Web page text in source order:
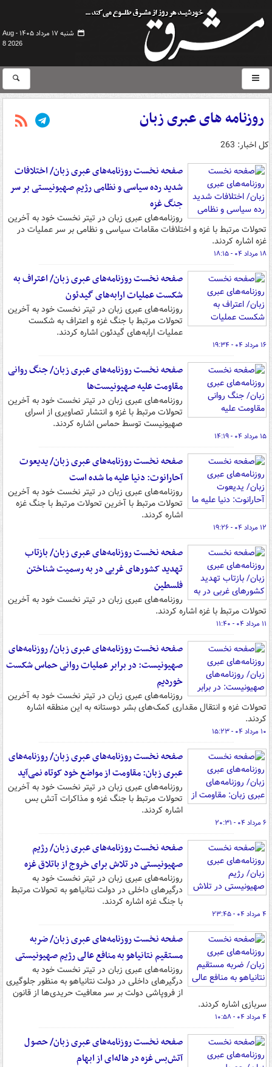
شنبه ۱۷ مرداد ۱۴۰۵ -
Aug
8 2026
روزنامه های عبری زبان
کل اخبار: 263
صفحه نخست روزنامه‌های عبری زبان/ اختلافات
شدید رده سیاسی و نظامی رژیم صهیونیستی بر سر
جنگ غزه
روزنامه‌های عبری زبان در تیتر نخست خود به آخرین
تحولات مرتبط با غزه و اختلافات مقامات سیاسی و نظامی بر سر عملیات در
غزه اشاره کردند.
۱۸ مرداد ۰۴ - ۱۸:۱۵
صفحه نخست روزنامه‌های عبری زبان/ اعتراف به
شکست عملیات ارابه‌های گیدئون
روزنامه‌های عبری زبان در تیتر نخست خود به آخرین
تحولات مرتبط با جنگ غزه و اعتراف به شکست
عملیات ارابه‌های گیدئون اشاره کردند.
۱۶ مرداد ۰۴ - ۱۹:۳۴
صفحه نخست روزنامه‌های عبری زبان/ جنگ روانی
مقاومت علیه صهیونیست‌ها
روزنامه‌های عبری زبان در تیتر نخست خود به آخرین
تحولات مرتبط با غزه و انتشار تصاویری از اسرای
صهیونیست توسط حماس اشاره کردند.
۱۵ مرداد ۰۴ - ۱۴:۱۹
صفحه نخست روزنامه‌های عبری زبان/ یدیعوت
آحارانوت: دنیا علیه ما شده است
روزنامه‌های عبری زبان در تیتر نخست خود به آخرین
تحولات مرتبط با آخرین تحولات مرتبط با جنگ غزه
اشاره کردند.
۱۲ مرداد ۰۴ - ۱۹:۲۶
صفحه نخست روزنامه‌های عبری زبان/ بازتاب
تهدید کشورهای غربی در به رسمیت شناختن
فلسطین
روزنامه‌های عبری زبان در تیتر نخست خود به آخرین
تحولات مرتبط با غزه اشاره کردند.
۱۱ مرداد ۰۴ - ۱۱:۴۰
صفحه نخست روزنامه‌های عبری زبان/ روزنامه‌های
صهیونیست: در برابر عملیات روانی حماس شکست
خوردیم
روزنامه‌های عبری زبان در تیتر نخست خود به آخرین
تحولات غزه و انتقال مقداری کمک‌های بشر دوستانه به این منطقه اشاره
کردند.
۱۰ مرداد ۰۴ - ۱۵:۲۳
صفحه نخست روزنامه‌های عبری زبان/ روزنامه‌های
عبری زبان: مقاومت از مواضع خود کوتاه نمی‌آید
روزنامه‌های عبری زبان در تیتر نخست خود به آخرین
تحولات مرتبط با جنگ غزه و مذاکرات آتش بس
اشاره کردند.
۶ مرداد ۰۴ - ۲۰:۳۱
صفحه نخست روزنامه‌های عبری زبان/ رژیم
صهیونیستی در تلاش برای خروج از باتلاق غزه
روزنامه‌های عبری زبان در تیتر نخست خود به
درگیرهای داخلی در دولت نتانیاهو به تحولات مرتبط
با جنگ غزه اشاره کردند.
۴ مرداد ۰۴ - ۲۳:۴۵
صفحه نخست روزنامه‌های عبری زبان/ ضربه
مستقیم نتانیاهو به منافع عالی رژیم صهیونیستی
روزنامه‌های عبری زبان در تیتر نخست خود به
درگیرهای داخلی در دولت نتانیاهو به منظور جلوگیری
از فروپاشی دولت بر سر معافیت حریدی‌ها از قانون
سربازی اشاره کردند.
۴ مرداد ۰۴ - ۱۰:۵۸
صفحه نخست روزنامه‌های عبری زبان/ حصول
آتش‌بس غزه در هاله‌ای از ابهام